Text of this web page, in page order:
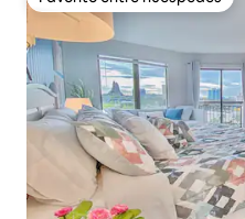
Favorito entre huéspedes